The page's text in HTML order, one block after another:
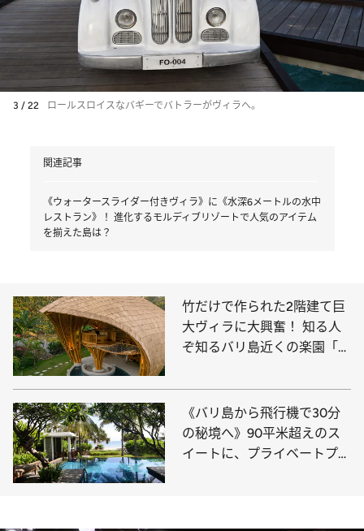
3 / 22 ロールスロイスなバギーでバトラーがヴィラへ。
関連記事
《ウォータースライダー付きヴィラ》に《水深6メートルの水中
レストラン》！ 進化するモルディブリゾートで人気のアイテム
を揃えた島は？
竹だけで作られた2階建て巨
大ヴィラに大興奮！ 知る人
ぞ知るバリ島近くの楽園「ギ
全レポート
《バリ島から飛行機で30分
の秘境へ》90平米超えのス
イートに、プライベートプー